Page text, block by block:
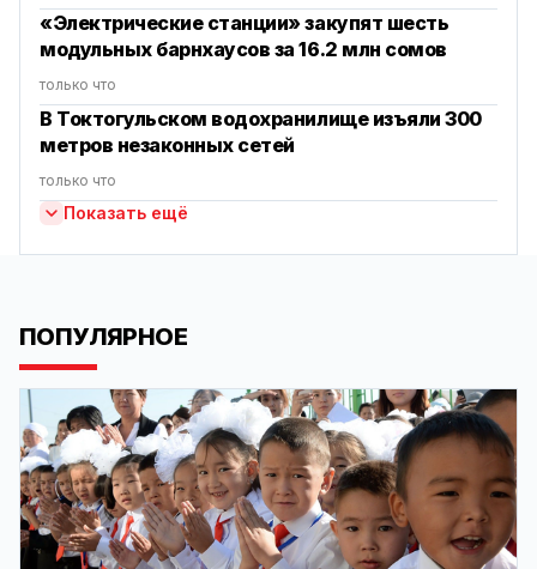
«Электрические станции» закупят шесть
модульных барнхаусов за 16.2 млн сомов
только что
В Токтогульском водохранилище изъяли 300
метров незаконных сетей
только что
Показать ещё
ПОПУЛЯРНОЕ